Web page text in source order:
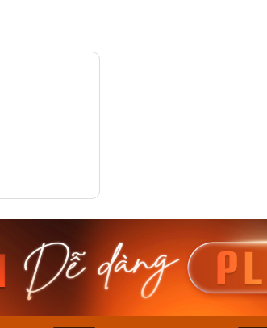
Casio Nam MTS-
RS100L-1AVDF
4.276.000₫
3.634.600₫
Casio
230EL-
Mua